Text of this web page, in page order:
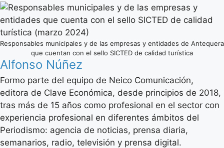
Responsables municipales y de las empresas y entidades de Antequera
que cuentan con el sello SICTED de calidad turística
Alfonso Núñez
Formo parte del equipo de Neico Comunicación,
editora de Clave Económica, desde principios de 2018,
tras más de 15 años como profesional en el sector con
experiencia profesional en diferentes ámbitos del
Periodismo: agencia de noticias, prensa diaria,
semanarios, radio, televisión y prensa digital.